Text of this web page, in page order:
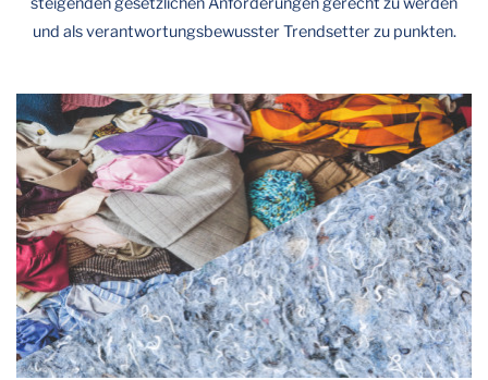
und als verantwortungsbewusster Trendsetter zu punkten.